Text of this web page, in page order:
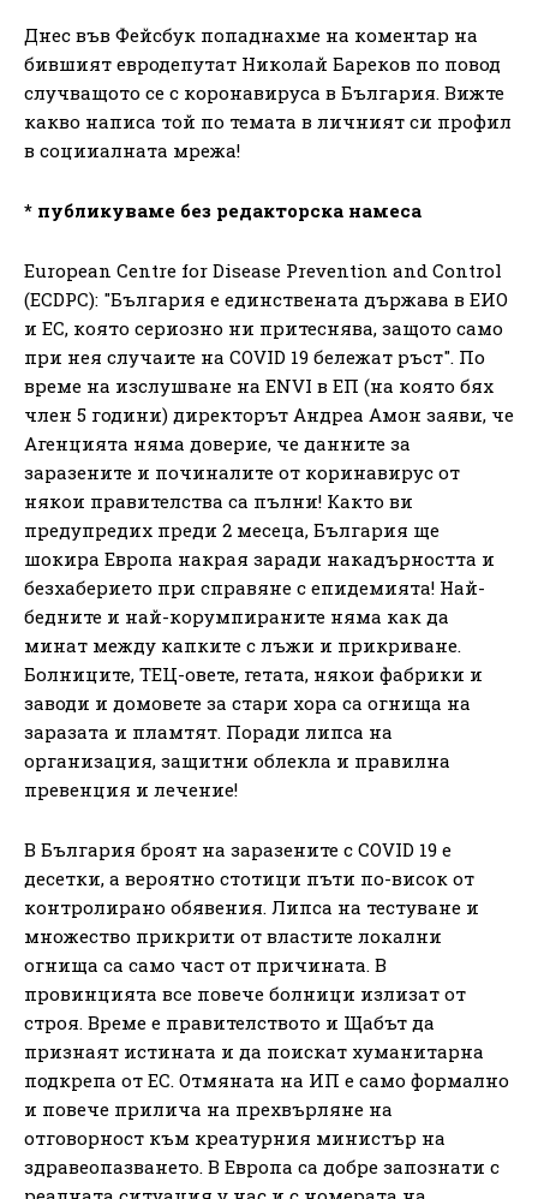
Днес във Фейсбук попаднахме на коментар на
бившият евродепутат Николай Бареков по повод
случващото се с коронавируса в България. Вижте
какво написа той по темата в личният си профил
в социиалната мрежа!
* публикуваме без редакторска намеса
European Centre for Disease Prevention and Control
(ECDPC): "България е единствената държава в ЕИО
и ЕС, която сериозно ни притеснява, защото само
при нея случаите на COVID 19 бележат ръст". По
време на изслушване на ENVI в ЕП (на която бях
член 5 години) директорът Андреа Амон заяви, че
Агенцията няма доверие, че данните за
заразените и починалите от коринавирус от
някои правителства са пълни! Както ви
предупредих преди 2 месеца, България ще
шокира Европа накрая заради накадърността и
безхаберието при справяне с епидемията! Най-
бедните и най-корумпираните няма как да
минат между капките с лъжи и прикриване.
Болниците, ТЕЦ-овете, гетата, някои фабрики и
заводи и домовете за стари хора са огнища на
заразата и пламтят. Поради липса на
организация, защитни облекла и правилна
превенция и лечение!
В България броят на заразените с COVID 19 e
десетки, а вероятно стотици пъти по-висок от
контролирано обявения. Липса на тестуване и
множество прикрити от властите локални
огнища са само част от причината. В
провинцията все повече болници излизат от
строя. Време е правителството и Щабът да
признаят истината и да поискат хуманитарна
подкрепа от ЕС. Отмяната на ИП е само формално
и повече прилича на прехвърляне на
отговорност към креатурния министър на
здравеопазването. В Европа са добре запознати с